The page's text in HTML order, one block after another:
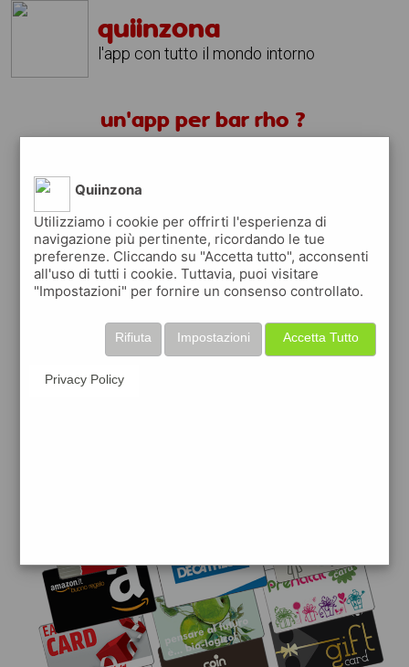
quiinzona
l'app con tutto il mondo intorno
un'app per bar rho ?
quiinzona è una app
gratuita
che ti aiuta se cerchi 'un'app per bar rho
?' e che ti premia ogni volta che la usi
raccogli punti da convertire inbuoni sconto
o gift cardper fare la spesa, fare
rifornimento o acquistare abbigliamento,
Quiinzona
Utilizziamo i cookie per offrirti l'esperienza di
navigazione più pertinente, ricordando le tue
preferenze. Cliccando su "Accetta tutto", acconsenti
all'uso di tutti i cookie. Tuttavia, puoi visitare
"Impostazioni" per fornire un consenso controllato.
Accetta Tutto
Impostazioni
Rifiuta
Privacy Policy